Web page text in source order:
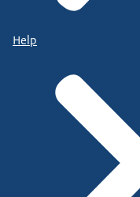
Help